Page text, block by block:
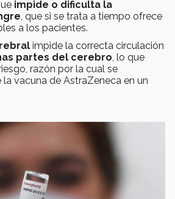
impide o dificulta la
, que si se trata a tiempo ofrece
a los pacientes.
impide la correcta circulación
partes del cerebro, lo que
razón por la cual se
vacuna de AstraZeneca en un